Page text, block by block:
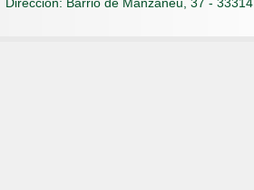
Dirección: Barrio de Manzaneu, 37 -